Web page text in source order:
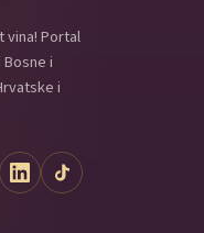
vina! Portal
i
i